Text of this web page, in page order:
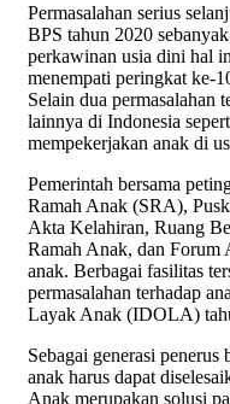
Permasalahan serius
BPS tahun 2020
perkawinan usia dini hal
menempati peringkat ke-
Selain dua permasalahan
lainnya di Indonesia
mempekerjakan anak di
Pemerintah bersama
Ramah Anak (SRA),
Akta Kelahiran, Ruang
Ramah Anak, dan Forum
anak. Berbagai fasilitas
permasalahan terhadap
Layak Anak (IDOLA)
Sebagai generasi penerus
anak harus dapat
Anak merupakan solusi